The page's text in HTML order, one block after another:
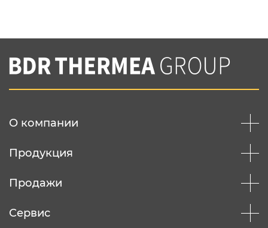
Вы соглашаетесь с нашей политикой
конфеденциальности
О компании
Продукция
Продажи
Сервис